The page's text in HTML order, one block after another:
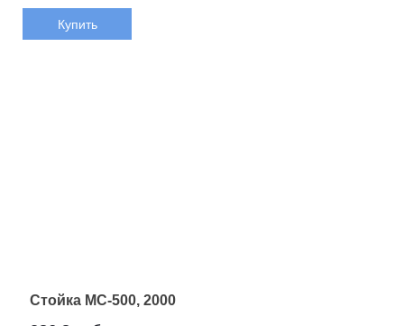
Купить
Стойка МС-500, 2000